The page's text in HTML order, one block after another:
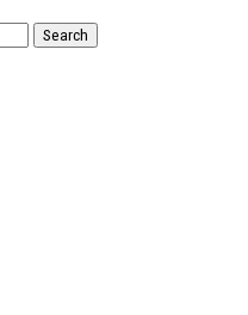
Search